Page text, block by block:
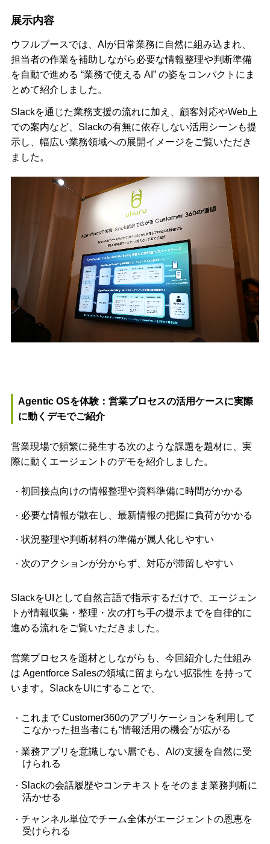
展示内容
ウフルブースでは、AIが日常業務に自然に組み込まれ、
担当者の作業を補助しながら必要な情報整理や判断準備
を自動で進める “業務で使える AI” の姿をコンパクトにま
とめて紹介しました。
Slackを通じた業務支援の流れに加え、顧客対応やWeb上
での案内など、Slackの有無に依存しない活用シーンも提
示し、幅広い業務領域への展開イメージをご覧いただき
ました。
Agentic OSを体験：営業プロセスの活用ケースに実際
に動くデモでご紹介
営業現場で頻繁に発生する次のような課題を題材に、実
際に動くエージェントのデモを紹介しました。
初回接点向けの情報整理や資料準備に時間がかかる
必要な情報が散在し、最新情報の把握に負荷がかかる
状況整理や判断材料の準備が属人化しやすい
次のアクションが分からず、対応が滞留しやすい
SlackをUIとして自然言語で指示するだけで、エージェン
トが情報収集・整理・次の打ち手の提示までを自律的に
進める流れをご覧いただきました。
営業プロセスを題材としながらも、今回紹介した仕組み
は Agentforce Salesの領域に留まらない拡張性 を持って
います。SlackをUIにすることで、
これまで Customer360のアプリケーションを利用して
こなかった担当者にも“情報活用の機会”が広がる
業務アプリを意識しない層でも、AIの支援を自然に受
けられる
Slackの会話履歴やコンテキストをそのまま業務判断に
活かせる
チャンネル単位でチーム全体がエージェントの恩恵を
受けられる